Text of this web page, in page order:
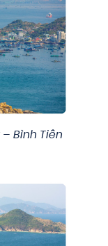
Bình Tiên